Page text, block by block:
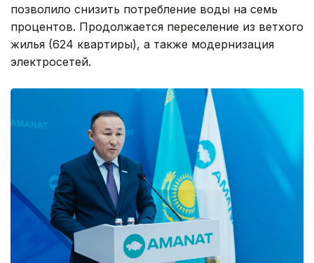
позволило снизить потребление воды на семь
процентов. Продолжается переселение из ветхого
жилья (624 квартиры), а также модернизация
электросетей.